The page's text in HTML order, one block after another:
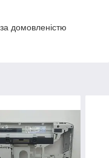
домовленістю